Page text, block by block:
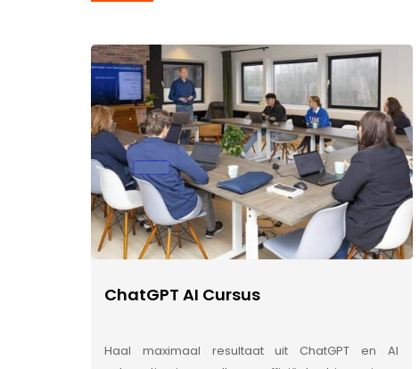
ChatGPT AI Cursus
Haal maximaal resultaat uit ChatGPT en AI